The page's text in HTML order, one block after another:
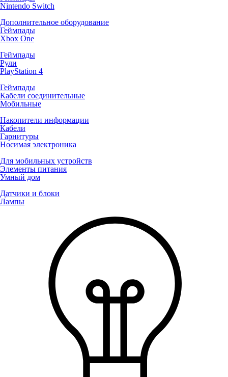
Nintendo Switch
Дополнительное оборудование
Геймпады
Xbox One
Геймпады
Рули
PlayStation 4
Геймпады
Кабели соединительные
Мобильные
Накопители информации
Кабели
Гарнитуры
Носимая электроника
Для мобильных устройств
Элементы питания
Умный дом
Датчики и блоки
Лампы